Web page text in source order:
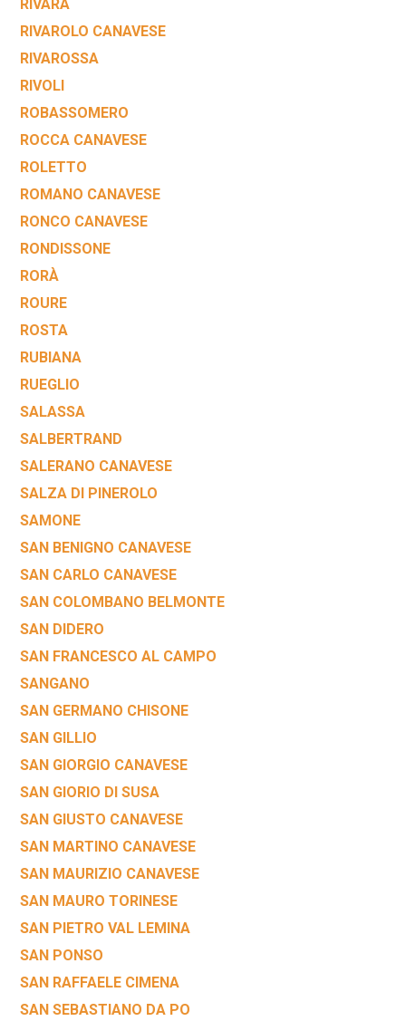
RIVARA
RIVAROLO CANAVESE
RIVAROSSA
RIVOLI
ROBASSOMERO
ROCCA CANAVESE
ROLETTO
ROMANO CANAVESE
RONCO CANAVESE
RONDISSONE
RORÀ
ROURE
ROSTA
RUBIANA
RUEGLIO
SALASSA
SALBERTRAND
SALERANO CANAVESE
SALZA DI PINEROLO
SAMONE
SAN BENIGNO CANAVESE
SAN CARLO CANAVESE
SAN COLOMBANO BELMONTE
SAN DIDERO
SAN FRANCESCO AL CAMPO
SANGANO
SAN GERMANO CHISONE
SAN GILLIO
SAN GIORGIO CANAVESE
SAN GIORIO DI SUSA
SAN GIUSTO CANAVESE
SAN MARTINO CANAVESE
SAN MAURIZIO CANAVESE
SAN MAURO TORINESE
SAN PIETRO VAL LEMINA
SAN PONSO
SAN RAFFAELE CIMENA
SAN SEBASTIANO DA PO